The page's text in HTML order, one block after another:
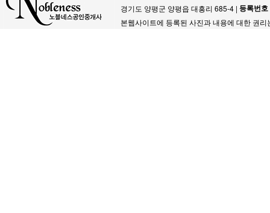
경기도 양평군 양평읍 대흥리 685-4 | 등록번호
본웹사이트에 등록된 사진과 내용에 대한 권